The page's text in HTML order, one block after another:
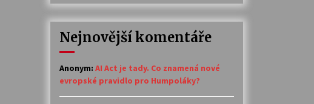
14. 7. 2026
30. 6. 2026
Nejnovější komentáře
Anonym: AI Act je tady. Co znamená nové
evropské pravidlo pro Humpoláky?